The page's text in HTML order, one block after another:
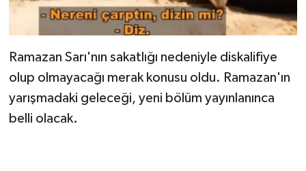
Ramazan Sarı'nın sakatlığı nedeniyle diskalifiye
olup olmayacağı merak konusu oldu. Ramazan'ın
yarışmadaki geleceği, yeni bölüm yayınlanınca
belli olacak.